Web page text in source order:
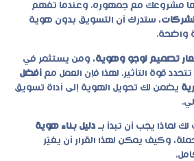
مشروعك مع جمهوره. وعندما تفهم
، ستدرك أن التسويق بدون هوية
واضحة.
تصميم لوجو وهوية، ومن يستثمر في
تتحدد قوة التأثير. لهذا فإن العمل مع أفضل
يضمن لك تحويل الهوية إلى أداة تسويق
لماذا يجب أن تبدأ بـ دليل بناء هوية
وكيف يمكن لهذا القرار أن يغيّر